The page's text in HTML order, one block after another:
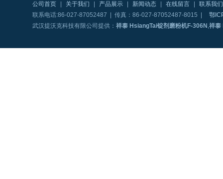
公司首页 关于我们 产品展示 新闻动态 在线留言
联系我们
联系电话:86-027-87052487 | 传真：86-027-87052487-8015 |
鄂
武汉提沃克科技有限公司提供： 祥泰 HsiangTai锭剂磨粉机F-306N ,祥泰